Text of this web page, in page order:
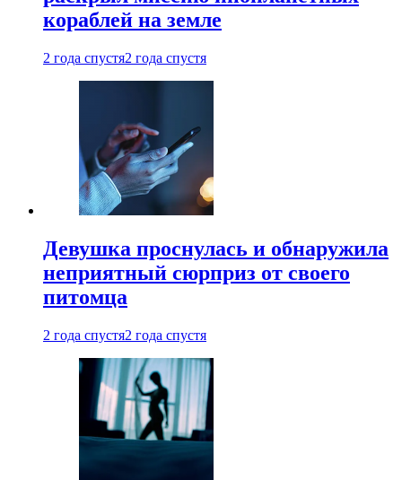
кораблей на земле
2 года спустя2 года спустя
Девушка проснулась и обнаружила
неприятный сюрприз от своего
питомца
2 года спустя2 года спустя